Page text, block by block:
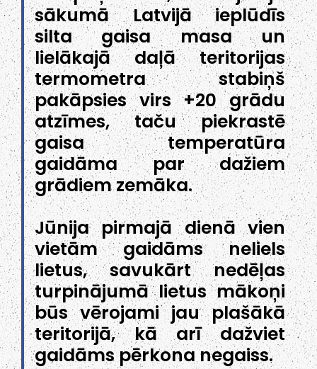
sākumā Latvijā ieplūdīs
silta gaisa masa un
lielākajā daļā teritorijas
termometra stabiņš
pakāpsies virs +20 grādu
atzīmes, taču piekrastē
gaisa temperatūra
gaidāma par dažiem
grādiem zemāka.
Jūnija pirmajā dienā vien
vietām gaidāms neliels
lietus, savukārt nedēļas
turpinājumā lietus mākoņi
būs vērojami jau plašākā
teritorijā, kā arī dažviet
gaidāms pērkona negaiss.